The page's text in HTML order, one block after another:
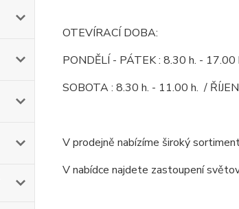
OTEVÍRACÍ DOBA:
PONDĚLÍ - PÁTEK : 8.30 h. -
SOBOTA : 8.30 h. - 11.00 h. /
V prodejně nabízíme široký
V nabídce najdete zastoupení